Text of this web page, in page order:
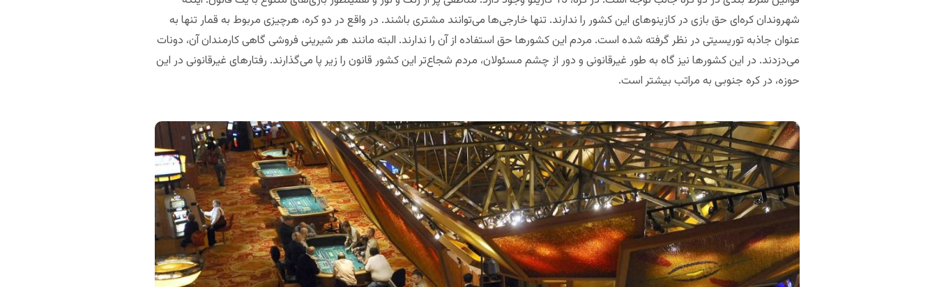
شهروندان کره‌ای حق بازی در کازینوهای این کشور را ندارند. تنها خارجی‌ها می‌توانند مشتری باشند. در واقع در دو کره، هرچیزی مربوط به قمار تنها به
عنوان جاذبه توریسیتی در نظر گرفته شده است. مردم این کشورها حق استفاده از آن را ندارند. البته مانند هر شیرینی فروشی گاهی کارمندان آن، دونات
می‌دزدند. در این کشورها نیز گاه به طور غیرقانونی و دور از چشم مسئولان، مردم شجاع‌تر این کشور قانون را زیر پا می‌گذارند. رفتارهای غیرقانونی در این
حوزه، در کره جنوبی به مراتب بیشتر است.